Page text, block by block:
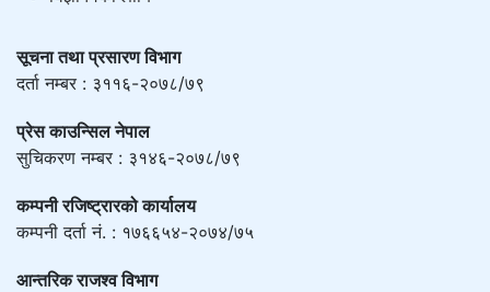
सूचना तथा प्रसारण विभाग
दर्ता नम्बर : ३११६-२०७८/७९
प्रेस काउन्सिल नेपाल
सुचिकरण नम्बर : ३१४६-२०७८/७९
कम्पनी रजिष्ट्रारको कार्यालय
कम्पनी दर्ता नं. : १७६६५४-२०७४/७५
आन्तरिक राजश्व विभाग